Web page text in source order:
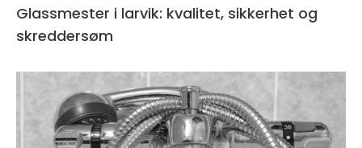
Glassmester i larvik: kvalitet, sikkerhet og
skreddersøm